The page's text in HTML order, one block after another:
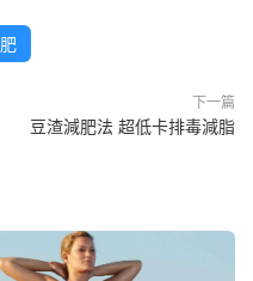
下一篇
豆渣減肥法 超低卡排毒減脂